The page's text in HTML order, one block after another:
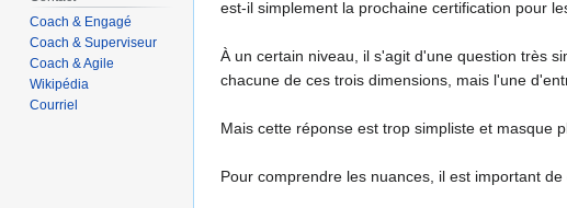
est-il simplement la prochaine certification pour
À un certain niveau, il s'agit d'une question très
chacune de ces trois dimensions, mais l'une
Mais cette réponse est trop simpliste et masque
Pour comprendre les nuances, il est important
Coach & Engagé
Coach & Superviseur
Coach & Agile
Wikipédia
Courriel